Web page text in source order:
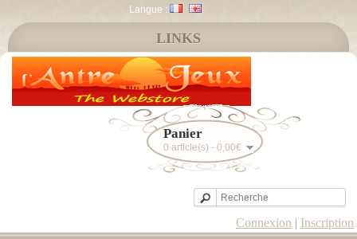
Langue :
Panier
0 article(s) - 0,00€
Connexion | Inscription
LINKS